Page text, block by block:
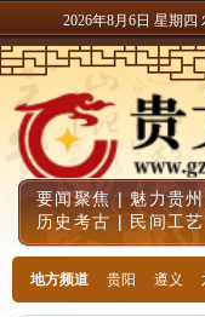
2026年8月6日 星期四
要闻聚焦| 魅力贵州
历史考古 | 民间工艺
地方频道 贵阳 遵义